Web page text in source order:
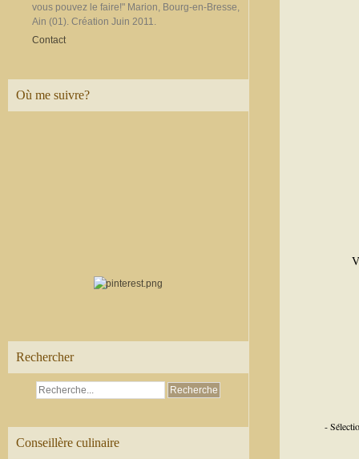
vous pouvez le faire!" Marion, Bourg-en-Bresse,
Ain (01). Création Juin 2011.
Contact
Où me suivre?
Rechercher
Conseillère culinaire
-